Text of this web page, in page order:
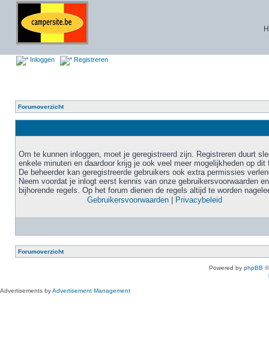
Inloggen Registreren
Forumoverzicht
Om te kunnen inloggen, moet je geregistreerd zijn. Registreren duurt
enkele minuten en daardoor krijg je ook veel meer mogelijkheden op dit
De beheerder kan geregistreerde gebruikers ook extra permissies
Neem voordat je inlogt eerst kennis van onze gebruikersvoorwaarden en
bijhorende regels. Op het forum dienen de regels altijd te worden
Gebruikersvoorwaarden
Privacybeleid
Forumoverzicht
Powered by phpBB
Advertisements byAdvertisement Management